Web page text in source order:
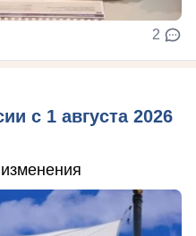
2
с 1 августа 2026